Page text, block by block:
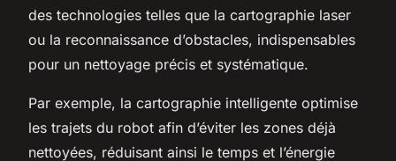
des technologies telles que la cartographie laser
ou la reconnaissance d’obstacles, indispensables
pour un nettoyage précis et systématique.
Par exemple, la cartographie intelligente optimise
les trajets du robot afin d’éviter les zones déjà
nettoyées, réduisant ainsi le temps et l’énergie